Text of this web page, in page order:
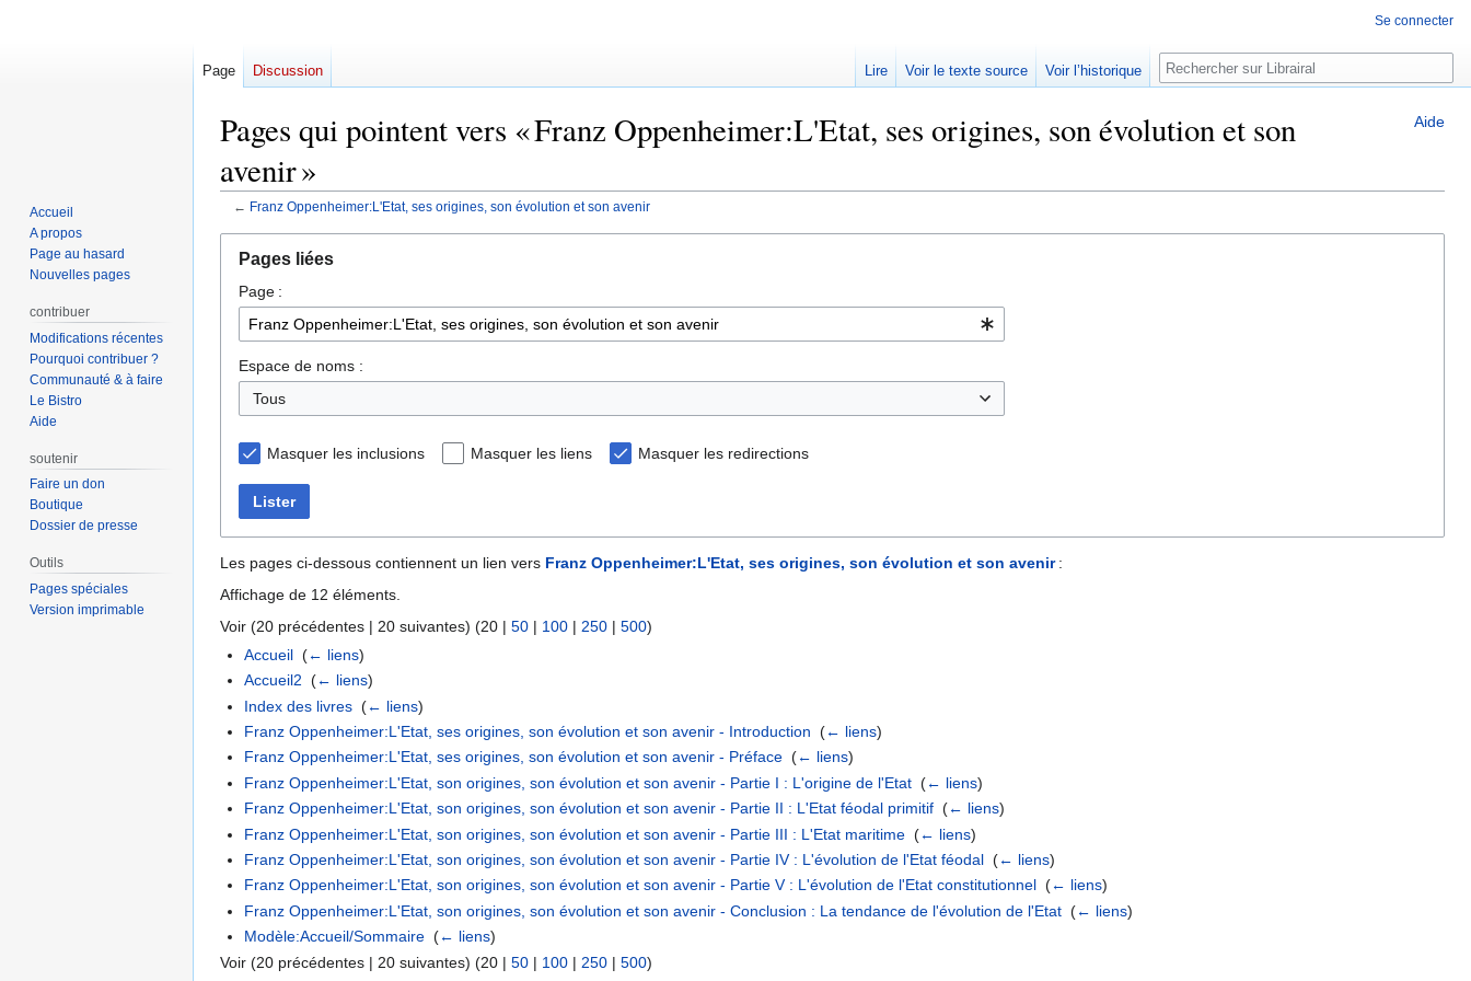
Aide
Pages qui pointent vers « Franz Oppenheimer:L'Etat, ses origines, son évolution et son
avenir »
← Franz Oppenheimer:L'Etat, ses origines, son évolution et son avenir
navigation
recherche
Pages liées
Page :
Espace de noms :
Tous
Masquer les inclusions Masquer les liens Masquer les redirections
Lister
Les pages ci-dessous contiennent un lien vers Franz Oppenheimer:L'Etat, ses origines, son évolution et son avenir:
Affichage de 12 éléments.
Voir (20 précédentes | 20 suivantes) (20 | 50 | 100 | 250 | 500)
Accueil ‎(← liens)
Accueil2 ‎(← liens)
Index des livres ‎(← liens)
Franz Oppenheimer:L'Etat, ses origines, son évolution et son avenir - Introduction ‎(← liens)
Franz Oppenheimer:L'Etat, ses origines, son évolution et son avenir - Préface ‎(← liens)
Franz Oppenheimer:L'Etat, son origines, son évolution et son avenir - Partie I : L'origine de l'Etat ‎(← liens)
Franz Oppenheimer:L'Etat, son origines, son évolution et son avenir - Partie II : L'Etat féodal primitif ‎(← liens)
Franz Oppenheimer:L'Etat, son origines, son évolution et son avenir - Partie III : L'Etat maritime ‎(← liens)
Franz Oppenheimer:L'Etat, son origines, son évolution et son avenir - Partie IV : L'évolution de l'Etat féodal ‎(← liens)
Franz Oppenheimer:L'Etat, son origines, son évolution et son avenir - Partie V : L'évolution de l'Etat constitutionnel ‎(← liens)
Franz Oppenheimer:L'Etat, son origines, son évolution et son avenir - Conclusion : La tendance de l'évolution de l'Etat ‎(← liens)
Modèle:Accueil/Sommaire ‎(← liens)
Voir (20 précédentes | 20 suivantes) (20 | 50 | 100 | 250 | 500)
Se connecter
Page Discussion Lire Voir le texte source Voir l’historique Rechercher
Accueil
A propos
Page au hasard
Nouvelles pages
contribuer
Modifications récentes
Pourquoi contribuer ?
Communauté & à faire
Le Bistro
Aide
soutenir
Faire un don
Boutique
Dossier de presse
Outils
Pages spéciales
Version imprimable